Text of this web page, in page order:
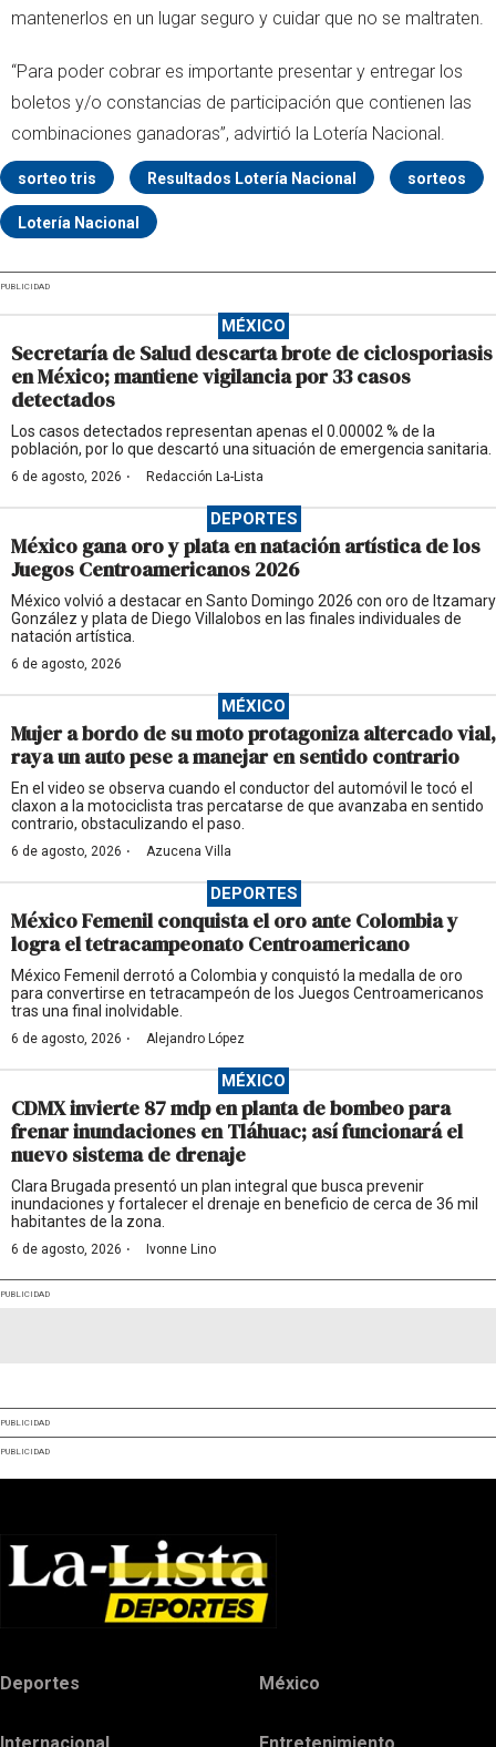
mantenerlos en un lugar seguro y cuidar que no se maltraten.
“Para poder cobrar es importante presentar y entregar los
boletos y/o constancias de participación que contienen las
combinaciones ganadoras”, advirtió la Lotería Nacional.
sorteo tris Resultados Lotería Nacional sorteos
Lotería Nacional
PUBLICIDAD
MÉXICO
Secretaría de Salud descarta brote de ciclosporiasis
en México; mantiene vigilancia por 33 casos
detectados
Los casos detectados representan apenas el 0.00002 % de la
población, por lo que descartó una situación de emergencia sanitaria.
6 de agosto, 2026 · Redacción La-Lista
DEPORTES
México gana oro y plata en natación artística de los
Juegos Centroamericanos 2026
México volvió a destacar en Santo Domingo 2026 con oro de Itzamary
González y plata de Diego Villalobos en las finales individuales de
natación artística.
6 de agosto, 2026
MÉXICO
Mujer a bordo de su moto protagoniza altercado vial,
raya un auto pese a manejar en sentido contrario
En el video se observa cuando el conductor del automóvil le tocó el
claxon a la motociclista tras percatarse de que avanzaba en sentido
contrario, obstaculizando el paso.
6 de agosto, 2026 · Azucena Villa
DEPORTES
México Femenil conquista el oro ante Colombia y
logra el tetracampeonato Centroamericano
México Femenil derrotó a Colombia y conquistó la medalla de oro
para convertirse en tetracampeón de los Juegos Centroamericanos
tras una final inolvidable.
6 de agosto, 2026 · Alejandro López
MÉXICO
CDMX invierte 87 mdp en planta de bombeo para
frenar inundaciones en Tláhuac; así funcionará el
nuevo sistema de drenaje
Clara Brugada presentó un plan integral que busca prevenir
inundaciones y fortalecer el drenaje en beneficio de cerca de 36 mil
habitantes de la zona.
6 de agosto, 2026 · Ivonne Lino
PUBLICIDAD
PUBLICIDAD
PUBLICIDAD
Deportes México
Internacional Entretenimiento